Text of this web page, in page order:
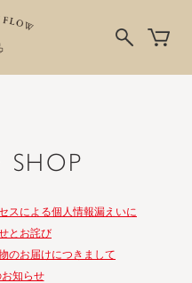
SHOP
スによる個人情報漏えいに
とお詫び
のお届けにつきまして
知らせ